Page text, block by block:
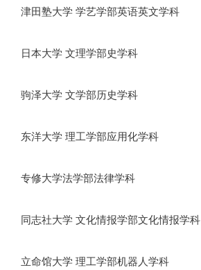
津田塾大学 学艺学部英语英文学科
日本大学 文理学部史学科
驹泽大学 文学部历史学科
东洋大学 理工学部应用化学科
专修大学法学部法律学科
同志社大学 文化情报学部文化情报学科
立命馆大学 理工学部机器人学科